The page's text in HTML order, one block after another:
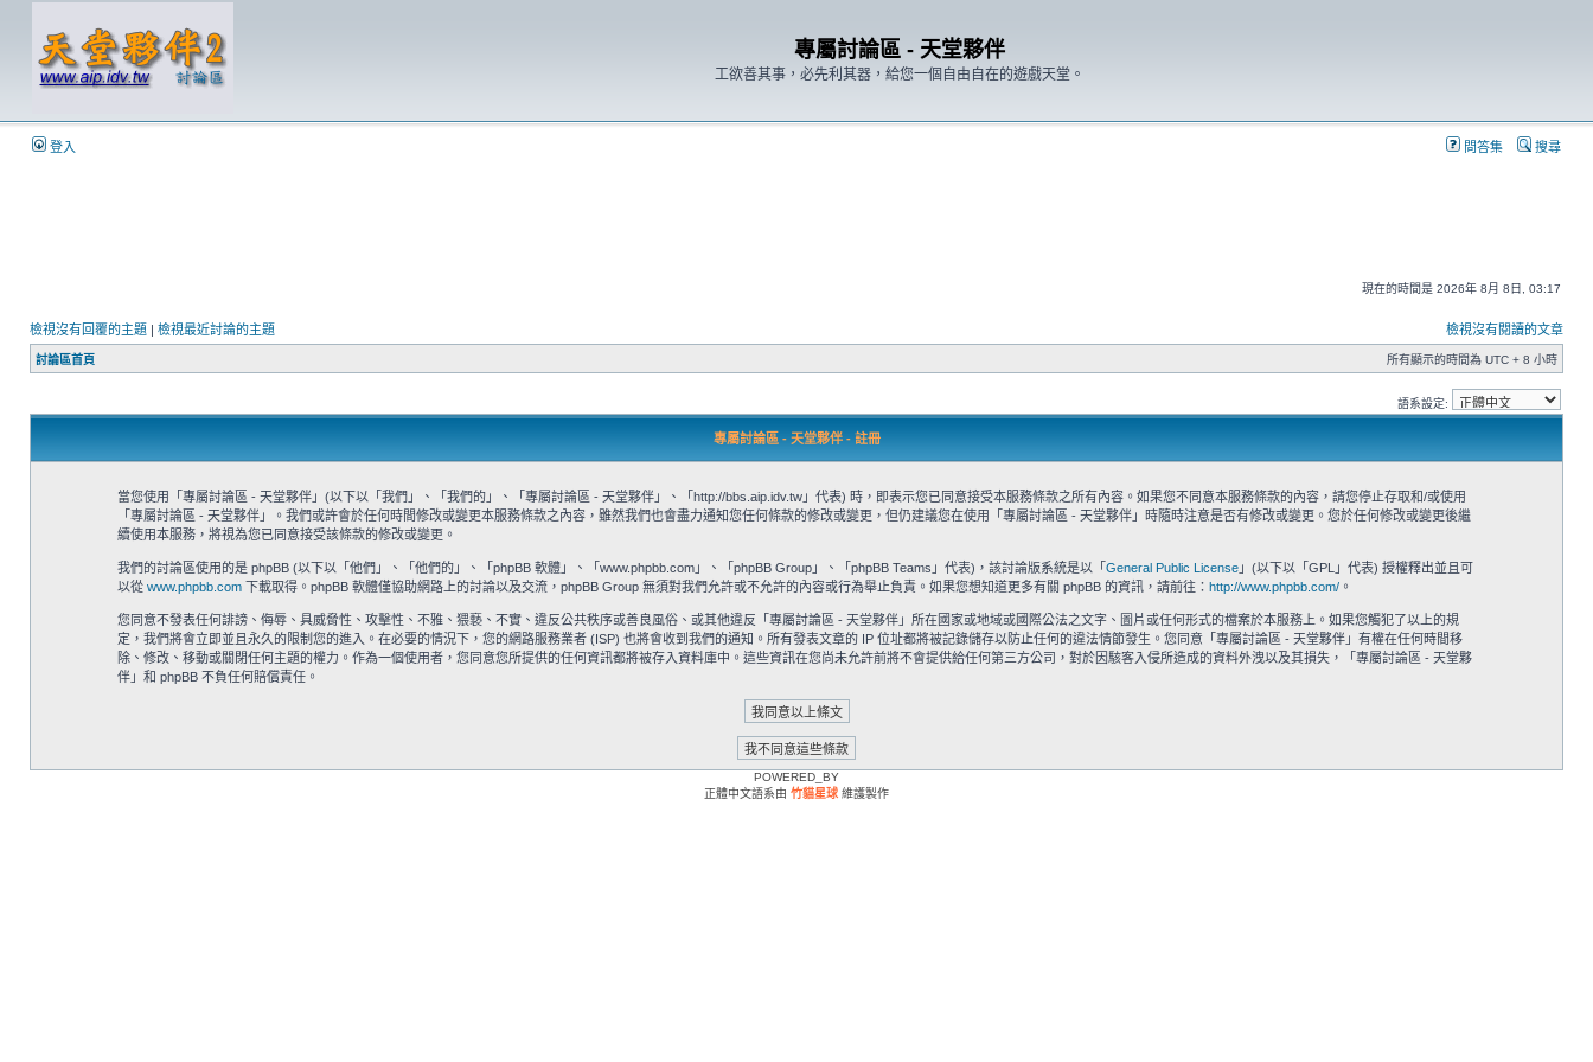
專屬討論區 - 天堂夥伴
工欲善其事，必先利其器，給您一個自由自在的遊戲天堂。
登入 問答集 搜尋
現在的時間是 2026年 8月 8日, 03:17
檢視沒有回覆的主題 | 檢視最近討論的主題 檢視沒有閱讀的文章
討論區首頁 所有顯示的時間為 UTC + 8 小時
語系設定:
專屬討論區 - 天堂夥伴 - 註冊
當您使用「專屬討論區 - 天堂夥伴」(以下以「我們」、「我們的」、「專屬討論區 - 天堂夥伴」、「http://bbs.aip.idv.tw」代表) 時，即表示您已同意接受本服務條款之所有內容。如果您不同意本服務條款的內容，請您停止存取和/或使用
「專屬討論區 - 天堂夥伴」。我們或許會於任何時間修改或變更本服務條款之內容，雖然我們也會盡力通知您任何條款的修改或變更，但仍建議您在使用「專屬討論區 - 天堂夥伴」時隨時注意是否有修改或變更。您於任何修改或變更後繼
續使用本服務，將視為您已同意接受該條款的修改或變更。
我們的討論區使用的是 phpBB (以下以「他們」、「他們的」、「phpBB 軟體」、「www.phpbb.com」、「phpBB Group」、「phpBB Teams」代表)，該討論版系統是以「 General Public License」(以下以「GPL」代表) 授權釋出並且可
以從 www.phpbb.com下載取得。phpBB 軟體僅協助網路上的討論以及交流，phpBB Group 無須對我們允許或不允許的內容或行為舉止負責。如果您想知道更多有關 phpBB 的資訊，請前往： http://www.phpbb.com/。
您同意不發表任何誹謗、侮辱、具威脅性、攻擊性、不雅、猥褻、不實、違反公共秩序或善良風俗、或其他違反「專屬討論區 - 天堂夥伴」所在國家或地域或國際公法之文字、圖片或任何形式的檔案於本服務上。如果您觸犯了以上的規
定，我們將會立即並且永久的限制您的進入。在必要的情況下，您的網路服務業者 (ISP) 也將會收到我們的通知。所有發表文章的 IP 位址都將被記錄儲存以防止任何的違法情節發生。您同意「專屬討論區 - 天堂夥伴」有權在任何時間移
除、修改、移動或關閉任何主題的權力。作為一個使用者，您同意您所提供的任何資訊都將被存入資料庫中。這些資訊在您尚未允許前將不會提供給任何第三方公司，對於因駭客入侵所造成的資料外洩以及其損失，「專屬討論區 - 天堂夥
伴」和 phpBB 不負任何賠償責任。
POWERED_BY
正體中文語系由 竹貓星球 維護製作